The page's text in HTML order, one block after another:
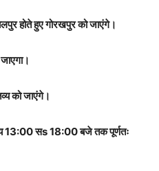
होते हुए गोरखपुर को जाएंगे।
को जाएंगे।
13:00 सs 18:00 बजे तक पूर्णतः